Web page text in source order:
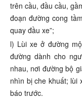
trên cầu, đầu cầu,
đoạn đường cong
quay đầu xe”;
l) Lùi xe ở đường
đường dành cho
nhau, nơi đường bộ
nhìn bị che khuất; lùi
báo trước.